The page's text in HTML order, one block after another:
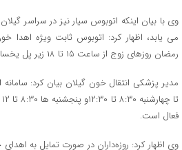
وی با بیان اینکه اتوبوس سیار نیز در سراسر
می یابد، اظهار کرد: اتوبوس ثابت ویژه اهدا
رمضان روزهای زوج از ساعت ۱۵ تا ۱۸ زیر پل یخسازی (رشت) مستقر است.
مدیر پزشکی انتقال خون گیلان بیان کرد:
فعال است.
وی اظهار کرد: روزه‌داران در صورت تمایل به